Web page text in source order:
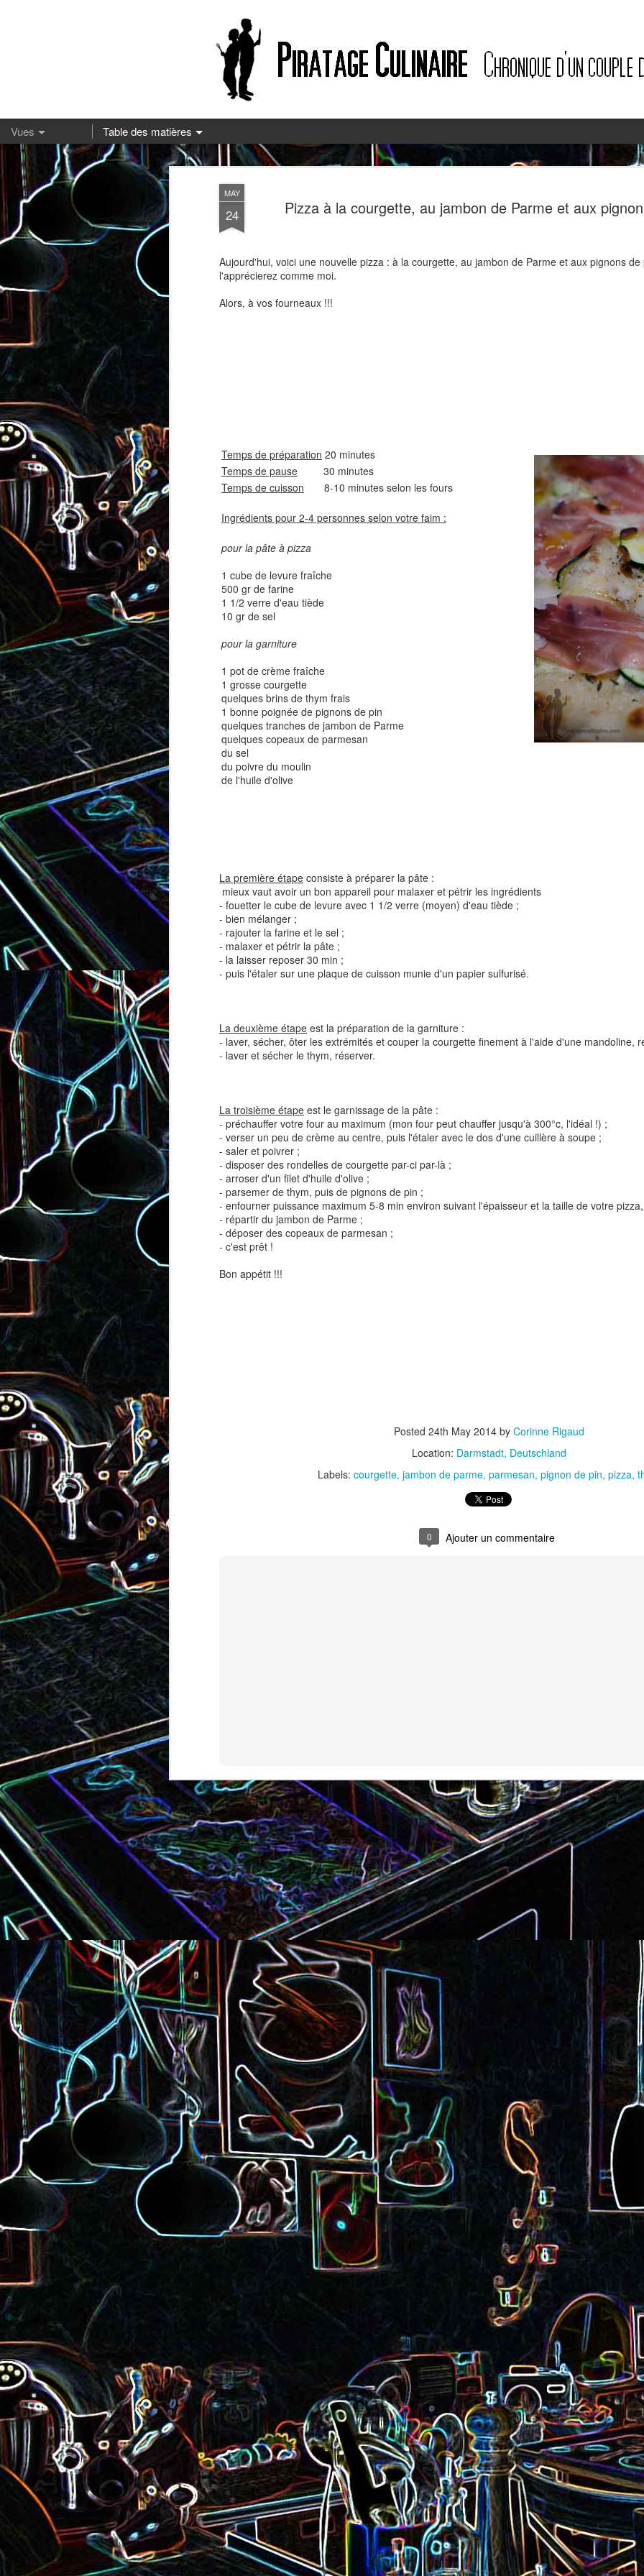
MAY
24 Pizza à la courgette, au jambon de Parme et aux
Aujourd'hui, voici une nouvelle pizza : à la courgette, au jambon de Parme et aux pignons
l'apprécierez comme moi.
Alors, à vos fourneaux !!!
Temps de préparation 20 minutes
Temps de pause 30 minutes
Temps de cuisson 8-10 minutes selon les fours
Ingrédients pour 2-4 personnes selon votre faim :
pour la pâte à pizza
1 cube de levure fraîche
500 gr de farine
1 1/2 verre d'eau tiède
10 gr de sel
pour la garniture
1 pot de crème fraîche
1 grosse courgette
quelques brins de thym frais
1 bonne poignée de pignons de pin
quelques tranches de jambon de Parme
quelques copeaux de parmesan
du sel
du poivre du moulin
de l'huile d'olive
La première étape consiste à préparer la pâte :
mieux vaut avoir un bon appareil pour malaxer et pétrir les ingrédients
- fouetter le cube de levure avec 1 1/2 verre (moyen) d'eau tiède ;
- bien mélanger ;
- rajouter la farine et le sel ;
- malaxer et pétrir la pâte ;
- la laisser reposer 30 min ;
- puis l'étaler sur une plaque de cuisson munie d'un papier sulfurisé.
La deuxième étape est la préparation de la garniture :
- laver, sécher, ôter les extrémités et couper la courgette finement à l'aide d'une mandoline,
- laver et sécher le thym, réserver.
La troisième étape est le garnissage de la pâte :
- préchauffer votre four au maximum (mon four peut chauffer jusqu'à 300°c, l'idéal !) ;
- verser un peu de crème au centre, puis l'étaler avec le dos d'une cuillère à soupe ;
- saler et poivrer ;
- disposer des rondelles de courgette par-ci par-là ;
- arroser d'un filet d'huile d'olive ;
- parsemer de thym, puis de pignons de pin ;
- enfourner puissance maximum 5-8 min environ suivant l'épaisseur et la taille de votre pizza,
- répartir du jambon de Parme ;
- déposer des copeaux de parmesan ;
- c'est prêt !
Bon appétit !!!
Posted 24th May 2014by Corinne Rigaud
Location: Darmstadt, Deutschland
Labels: courgette jambon de parme parmesan pignon de pin pizza
0
Pizza à la mozzarella et à la
13
2
Cake à la rhubarbe Salade d'avocat, au
concombre et au crabe Chou rouge en salade
Cake au chèvre et
serrano
Tatin de tomates cerises à la
tapenade
2
Pizza au speck et au
camembert Panna cotta au citron
Tarte à la
noisettes
Brownie au chocolat recouvert
de marshmallows fondus Tapenade verte aux amandes Quiche aux 3 fromages
Salade de lentilles au céleri
branche et à la carotte à la coriandre
2
légumes
Pizza au camembert, au sirop
d'érable et aux noix
Salade de vermicelles de riz,
aux crevettes et au
pamplemousse
Pizza au jambon Serrano et
Curry de brocoli et de carottes
Croque-monsieur à la viande
des grisons, au Comté et aux
noix
Croque-madame aux
épinards et au gingembre Smoothie à l'orange et à la
mangue
Curry de pois
Tarte amandine
Pizza à la choucroute, aux
lardons et au cumin Crème de poivron aux noix Cake au saucisson
Baguette à la raclette, à la
roquette et aux graines de
courge Smoothie aux kiwis et à la
mangue
Gâteau au chocolat et au Pizza aux rillettes
Tarte à la pralinoise et aux
noisettes
Colombo de crevettes au lait
de coco Tarte aux pommes, au miel et
aux amandes
Choux de
chorizo et à la
2